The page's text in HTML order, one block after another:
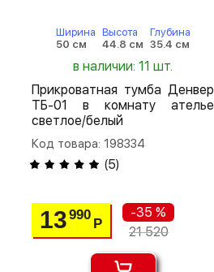
Ширина
50 см
Высота
44.8 см
Глубина
35.4 см
в наличии: 11 шт.
Прикроватная тумба Денвер
ТБ-01 в комнату ателье
светлое/белый
Код товара: 198334
(5)
13990
Р
-35 %
21 520